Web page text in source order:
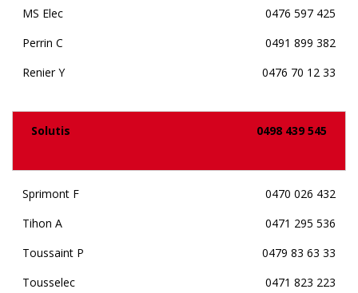
MS Elec
0476 597 425
Perrin C
0491 899 382
Renier Y
0476 70 12 33
Solutis 0498 439 545
Sprimont F
0470 026 432
Tihon A
0471 295 536
Toussaint P
0479 83 63 33
Tousselec
0471 823 223